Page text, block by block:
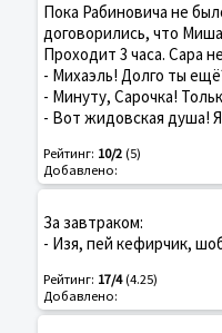
Пока Рабиновича не
договорились, что
Проходит 3 часа. Сара
- Михаэль! Долго ты
- Минуту, Сарочка!
- Вот жидовская душа!
Рейтинг: 10/2(5)
Добавлено:
За завтраком:
- Изя, пей кефирчик,
Рейтинг: 17/4(4.25)
Добавлено: